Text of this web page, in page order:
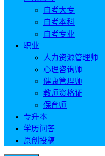
自考大专
自考本科
自考专业
职业
人力资源管理师
心理咨询师
健康管理师
教师资格证
保育师
专升本
学历问答
原创投稿